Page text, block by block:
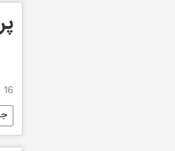
16 فوریه 2016, 23:56